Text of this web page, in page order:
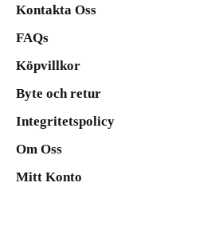
Kontakta Oss
FAQs
Köpvillkor
Byte och retur
Integritetspolicy
Om Oss
Mitt Konto